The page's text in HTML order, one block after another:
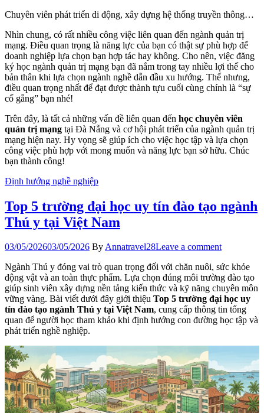
Chuyên viên phát triển di động, xây dựng hệ thống truyền thông…
Nhìn chung, có rất nhiều công việc liên quan đến ngành quản trị
mạng. Điều quan trọng là năng lực của bạn có thật sự phù hợp để
doanh nghiệp lựa chọn bạn hợp tác hay không. Cho nên, việc đăng
ký học ngành quản trị mạng bạn đã nắm trong tay nhiều lợi thế cho
bản thân khi lựa chọn ngành nghề dẫn đầu xu hướng. Thế nhưng,
điều quan trọng nhất để đạt được thành tựu cuối cùng chính là “sự
cố gắng” bạn nhé!
Trên đây, là tất cả những vấn đề liên quan đến học chuyên viên
quản trị mạng tại Đà Nẵng và cơ hội phát triển của ngành quản trị
mạng hiện nay. Hy vọng sẽ giúp ích cho việc học tập và lựa chọn
công việc phù hợp với mong muốn và năng lực bạn sở hữu. Chúc
bạn thành công!
Định hướng nghề nghiệp
Top 5 trường đại học uy tín đào tạo ngành
Thú y tại Việt Nam
03/05/202603/05/2026 ByAnnatravel28Leave a comment
Ngành Thú y đóng vai trò quan trọng đối với chăn nuôi, sức khỏe
động vật và an toàn thực phẩm. Lựa chọn đúng môi trường đào tạo
giúp sinh viên xây dựng nền tảng kiến thức và kỹ năng chuyên môn
vững vàng. Bài viết dưới đây giới thiệu Top 5 trường đại học uy
tín đào tạo ngành Thú y tại Việt Nam, cung cấp thông tin tổng
quan để người học tham khảo khi định hướng con đường học tập và
phát triển nghề nghiệp.